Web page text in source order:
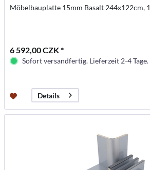
Möbelbauplatte 15mm Basalt 244x122cm,
6 592,00 CZK *
Sofort versandfertig. Lieferzeit 2-4 Tage.
Details